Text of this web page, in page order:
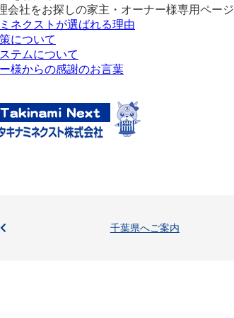
会社をお探しの家主・オーナー様専用ページ
ミネクストが選ばれる理由
について
テムについて
ー様からの感謝のお言葉
千葉県へご案内